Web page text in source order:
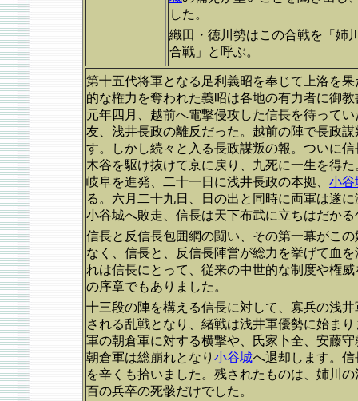
した。
織田・徳川勢はこの合戦を「姉
合戦」と呼ぶ。
第十五代将軍となる足利義昭を奉じて上洛を
的な権力を奪われた義昭は各地の有力者に御
元年四月、越前へ電撃侵攻した信長を待って
友、浅井長政の離反だった。越前の陣で長政
す。しかし続々と入る長政謀叛の報。ついに
木谷を駆け抜けて京に戻り、九死に一生を得
岐阜を進発、二十一日に浅井長政の本拠、 小谷
る。六月二十九日、日の出と同時に両軍は遂
小谷城へ敗走、信長は天下布武に立ちはだか
信長と反信長包囲網の闘い、その第一幕がこ
なく、信長と、反信長陣営が総力を挙げて血
れは信長にとって、従来の中世的な制度や権
の序章でもありました。
十三段の陣を構える信長に対して、寡兵の浅
される乱戦となり、緒戦は浅井軍優勢に始ま
軍の朝倉軍に対する横撃や、氏家卜全、安藤
朝倉軍は総崩れとなり 小谷城へ退却します。
を辛くも拾いました。残されたものは、姉川
百の兵卒の死骸だけでした。